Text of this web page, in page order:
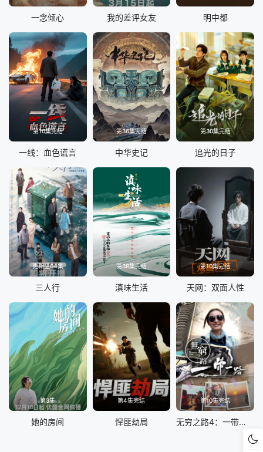
一念倾心 我的差评女友 明中都
第10集完结
一线：血色谎言
第36集完结
中华史记
第30集完结
追光的日子
更新至04集
三人行
第38集完结
滇味生活
第10集完结
天网：双面人性
第3集
她的房间
第4集完结
悍匪劫局
第10集完结
无穷之路4：一带一路